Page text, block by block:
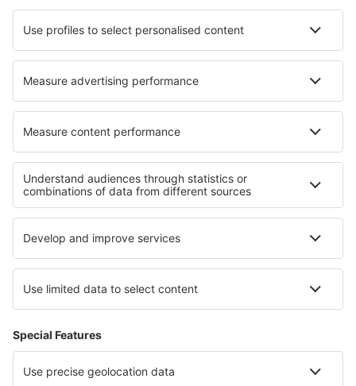
Hoteluri în Booleroo Centre Hoteluri în Eumemmerring
Hoteluri în Untersteinach Hoteluri în Edirne
Cele mai bune hoteluri - regiuni
Hoteluri în Casanare Hoteluri în Quindio
Hoteluri în Bolivar
Hoteluri in Rosario and San Bernardo Islands
Hoteluri în Nariño Hoteluri in Chiang Rai
Hoteluri în Parcul Național Rodna Hoteluri in Hurghada